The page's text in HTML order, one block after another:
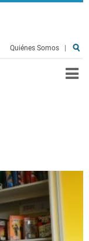
Quiénes Somos